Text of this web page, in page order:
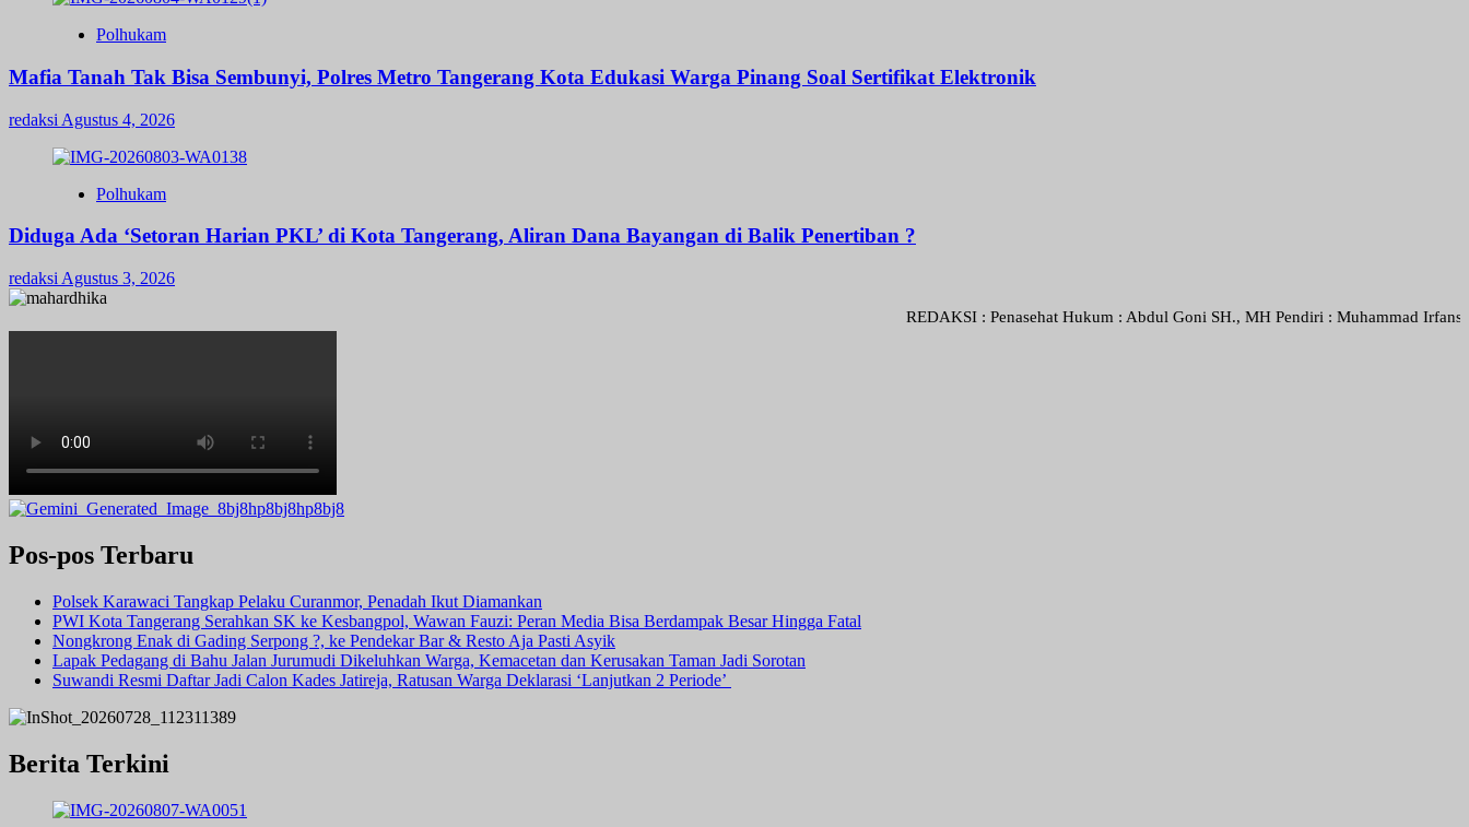
Polhukam
Mafia Tanah Tak Bisa Sembunyi, Polres Metro Tangerang Kota Edukasi Warga Pinang Soal Sertifikat Elektronik
redaksi Agustus 4, 2026
Polhukam
Diduga Ada ‘Setoran Harian PKL’ di Kota Tangerang, Aliran Dana Bayangan di Balik Penertiban ?
redaksi Agustus 3, 2026
REDAKSI : Penasehat Hukum : Abdul Goni SH., MH Pendiri : Muhammad Irfansyah,
Pos-pos Terbaru
Polsek Karawaci Tangkap Pelaku Curanmor, Penadah Ikut Diamankan
PWI Kota Tangerang Serahkan SK ke Kesbangpol, Wawan Fauzi: Peran Media Bisa Berdampak Besar Hingga Fatal
Nongkrong Enak di Gading Serpong ?, ke Pendekar Bar & Resto Aja Pasti Asyik
Lapak Pedagang di Bahu Jalan Jurumudi Dikeluhkan Warga, Kemacetan dan Kerusakan Taman Jadi Sorotan
Suwandi Resmi Daftar Jadi Calon Kades Jatireja, Ratusan Warga Deklarasi ‘Lanjutkan 2 Periode’
Berita Terkini